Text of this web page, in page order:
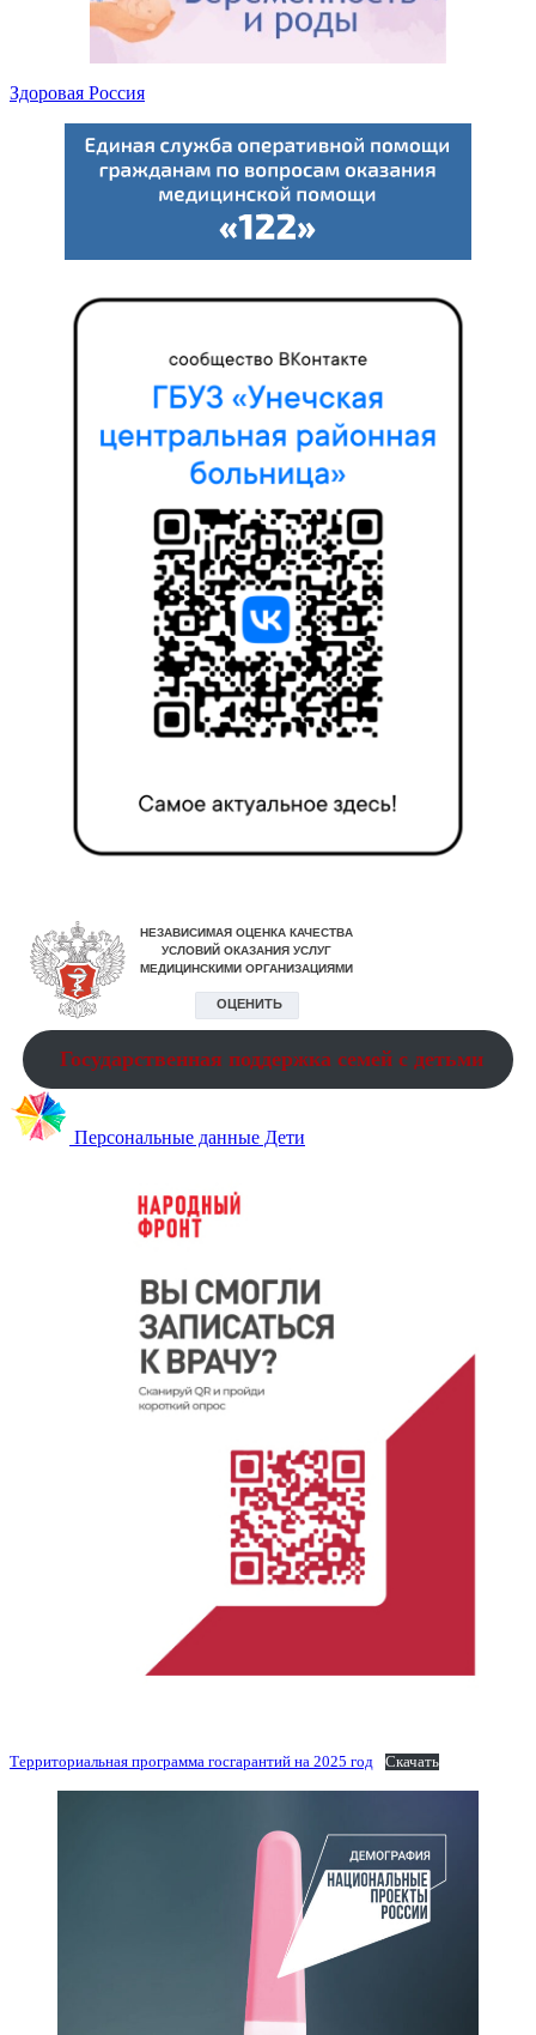
Здоровая Россия
Государственная поддержка семей с детьми
Персональные данные Дети
Территориальная программа госгарантий на 2025 год Скачать